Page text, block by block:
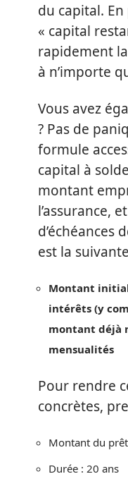
du capital.
« capital
rapidement
à n’importe
Vous avez
? Pas de
formule
capital à
montant
l’assurance,
d’échéances
est la
Montant
intérêts (y
montant déjà
mensualités
Pour rendre
concrètes,
Montant du
Durée : 20 ans